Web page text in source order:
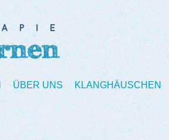
ÜBER UNS KLANGHÄUSCHEN